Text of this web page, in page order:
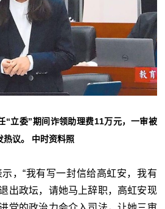
“立委”期间诈领助理费11万元，一审被
热议。 中时资料照
，“我有写一封信给高虹安，我有
出政坛，请她马上辞职，高虹安现